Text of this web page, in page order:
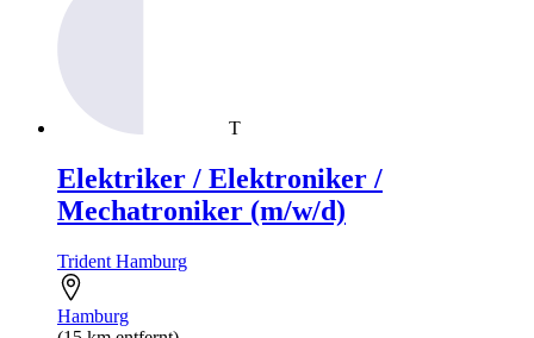
T
Elektriker / Elektroniker /
Mechatroniker (m/w/d)
Trident Hamburg
Hamburg